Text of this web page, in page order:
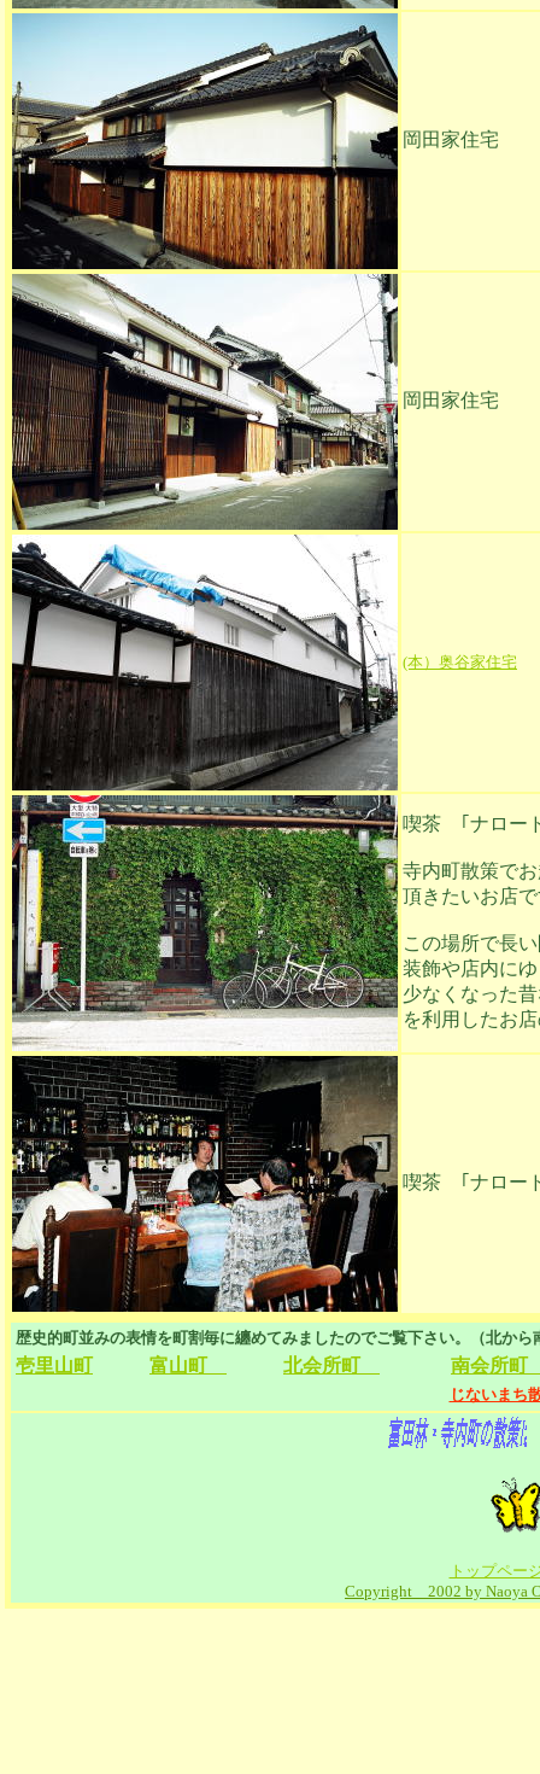
岡田家住宅
岡田家住宅
(本）奥谷家住宅
喫茶 ｢ナロー
寺内町散策で
頂きたいお店
この場所で長
装飾や店内に
少なくなった
を利用したお
喫茶 ｢ナロー
歴史的町並みの表情を町割毎に纏めてみましたのでご覧下さい。（北か
壱里山町 富山町 北会所町 南会所町
じないまち
トップペー
Copyright 2002 by Naoya